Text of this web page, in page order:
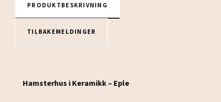
PRODUKTBESKRIVNING
TILBAKEMELDINGER
Hamsterhus i Keramikk – Eple